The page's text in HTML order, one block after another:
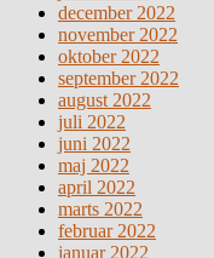
december 2022
november 2022
oktober 2022
september 2022
august 2022
juli 2022
juni 2022
maj 2022
april 2022
marts 2022
februar 2022
januar 2022